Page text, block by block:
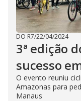
DO R7/22/04/2024
3ª edição
sucesso
O evento reuniu
Amazonas para
Manaus